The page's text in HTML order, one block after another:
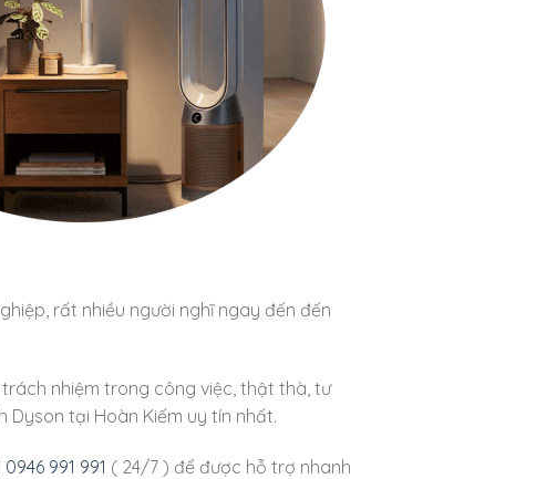
rất nhiều người nghĩ ngay đến đến
nhiệm trong công việc, thật thà, tư
tại Hoàn Kiếm uy tín nhất.
0946 991 991 ( 24/7 ) để được hỗ trợ nhanh